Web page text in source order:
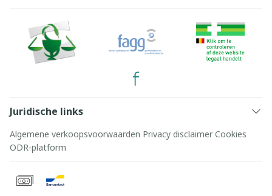
Juridische links
Algemene verkoopsvoorwaarden Privacy disclaimer Cookies
ODR-platform